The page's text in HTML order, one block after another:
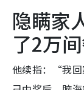
隐瞒家
了2万
他续指：“我回